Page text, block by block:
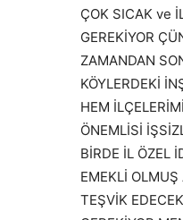
ÇOK SICAK ve
GEREKİYOR
ZAMANDAN
KÖYLERDEKİ
HEM
ÖNEMLİSİ
BİRDE İL ÖZEL
EMEKLİ OLMUŞ
TEŞVİK